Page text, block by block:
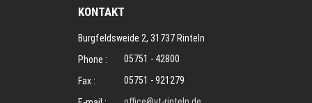
KONTAKT
Burgfeldsweide 2, 31737 Rinteln
Phone :
05751 - 42800
Fax :
05751 - 921279